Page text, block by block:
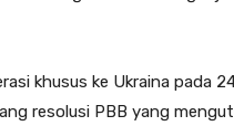
khusus ke Ukraina pada
resolusi PBB yang